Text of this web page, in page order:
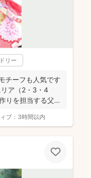
リー
チーフも人気です
ア（2・3・4
りを担当する父で
ブ： 3時間以内